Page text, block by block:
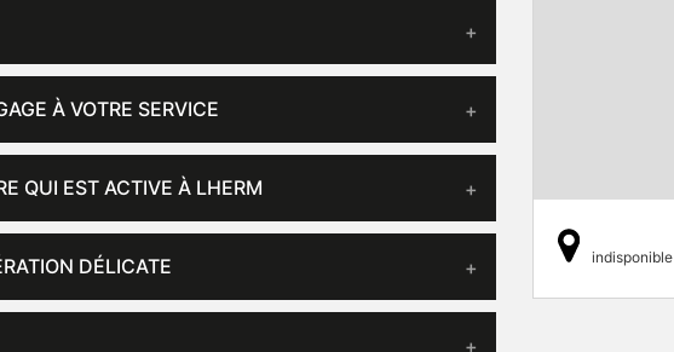
À VOTRE SERVICE
QUI EST ACTIVE À LHERM
DÉLICATE indisponible